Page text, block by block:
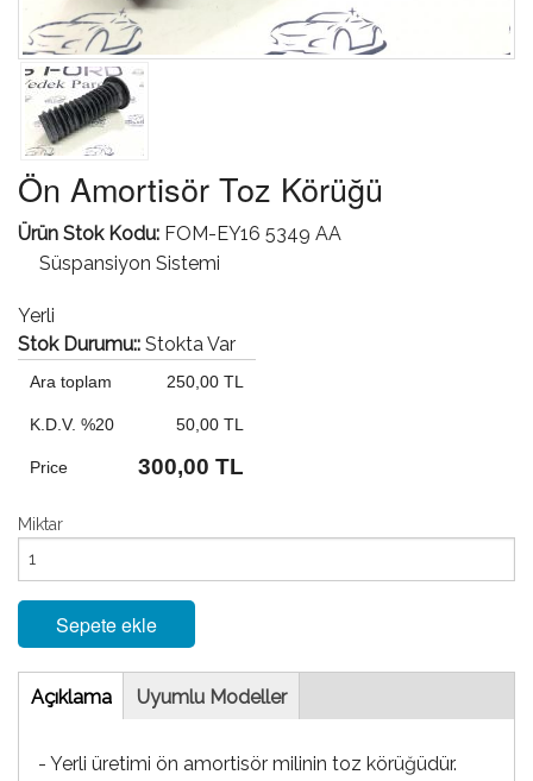
Ön Amortisör Toz Körüğü
Ürün Stok Kodu: FOM-EY16 5349 AA
Süspansiyon Sistemi
Yerli
Stok Durumu:: Stokta Var
Ara toplam 250,00 TL
K.D.V. %20 50,00 TL
Price 300,00 TL
Miktar
Sepete ekle
Tab
Açıklama(etkinUyumlu Modeller
- Yerli üretimi ön amortisör milinin toz körüğüdür.